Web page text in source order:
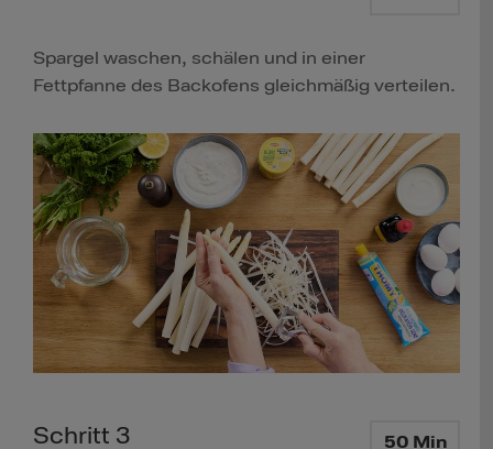
Spargel waschen, schälen und in einer
Fettpfanne des Backofens gleichmäßig verteilen.
Schritt 3 50 Min